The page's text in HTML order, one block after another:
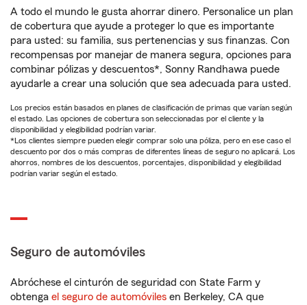
A todo el mundo le gusta ahorrar dinero. Personalice un plan
de cobertura que ayude a proteger lo que es importante
para usted: su familia, sus pertenencias y sus finanzas. Con
recompensas por manejar de manera segura, opciones para
combinar pólizas y descuentos*, Sonny Randhawa puede
ayudarle a crear una solución que sea adecuada para usted.
Los precios están basados en planes de clasificación de primas que varían según
el estado. Las opciones de cobertura son seleccionadas por el cliente y la
disponibilidad y elegibilidad podrían variar.
*Los clientes siempre pueden elegir comprar solo una póliza, pero en ese caso el
descuento por dos o más compras de diferentes líneas de seguro no aplicará. Los
ahorros, nombres de los descuentos, porcentajes, disponibilidad y elegibilidad
podrían variar según el estado.
Seguro de automóviles
Abróchese el cinturón de seguridad con State Farm y
obtenga el seguro de automóviles en Berkeley, CA que